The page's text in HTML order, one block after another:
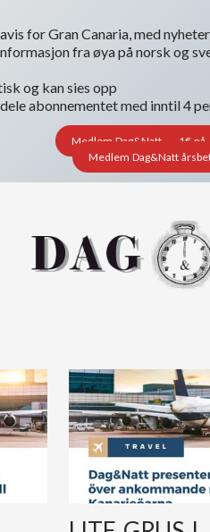
for Gran Canaria, med
fra øya på norsk og
og kan sies opp
abonnementet med inntil 4
Medlem Dag&Natt --- 1€
Medlem Dag&Natt